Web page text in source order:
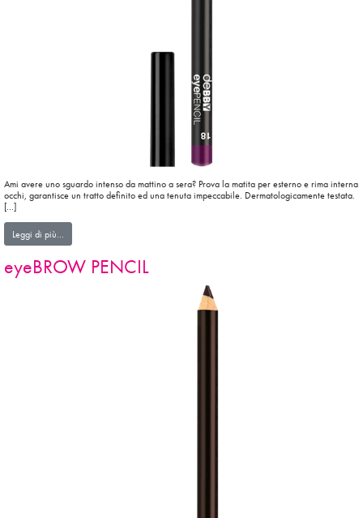
Ami avere uno sguardo intenso da mattino a sera? Prova la matita per esterno e rima interna
occhi, garantisce un tratto definito ed una tenuta impeccabile. Dermatologicamente testata.
[…]
Leggi di più…
eyeBROW PENCIL